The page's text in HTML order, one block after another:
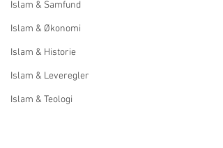
Islam & Samfund
Islam & Økonomi
Islam & Historie
Islam & Leveregler
Islam & Teologi